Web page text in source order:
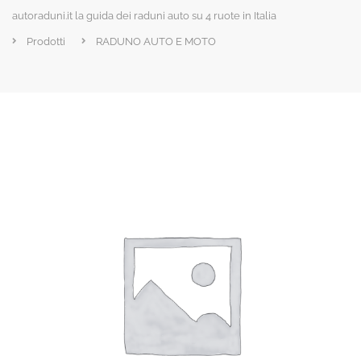
autoraduni.it la guida dei raduni auto su 4 ruote in Italia
Prodotti RADUNO AUTO E MOTO